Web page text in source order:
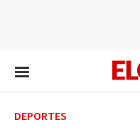
DEPORTES